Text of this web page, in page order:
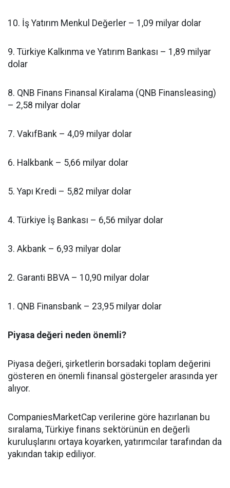
10. İş Yatırım Menkul Değerler – 1,09 milyar dolar
9. Türkiye Kalkınma ve Yatırım Bankası – 1,89 milyar
dolar
8. QNB Finans Finansal Kiralama (QNB Finansleasing)
– 2,58 milyar dolar
7. VakıfBank – 4,09 milyar dolar
6. Halkbank – 5,66 milyar dolar
5. Yapı Kredi – 5,82 milyar dolar
4. Türkiye İş Bankası – 6,56 milyar dolar
3. Akbank – 6,93 milyar dolar
2. Garanti BBVA – 10,90 milyar dolar
1. QNB Finansbank – 23,95 milyar dolar
Piyasa değeri neden önemli?
Piyasa değeri, şirketlerin borsadaki toplam değerini
gösteren en önemli finansal göstergeler arasında yer
alıyor.
CompaniesMarketCap verilerine göre hazırlanan bu
sıralama, Türkiye finans sektörünün en değerli
kuruluşlarını ortaya koyarken, yatırımcılar tarafından da
yakından takip ediliyor.